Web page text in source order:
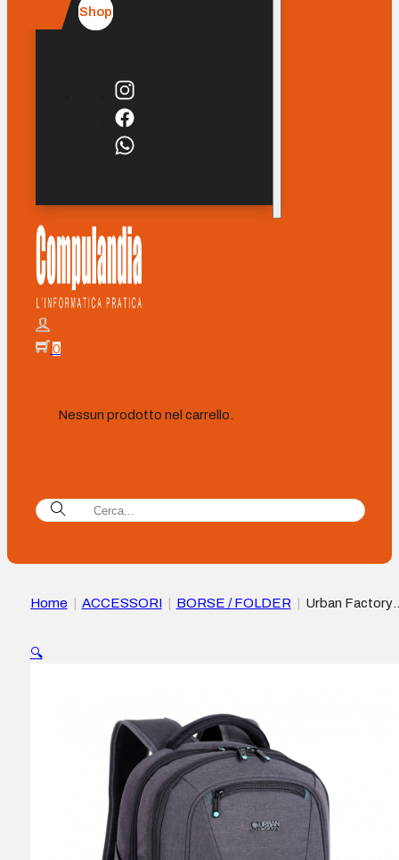
Shop
0
Nessun prodotto nel carrello.
Home ACCESSORI BORSE / FOLDER
Urban Factory
Ecologico – Colore Grigio
🔍